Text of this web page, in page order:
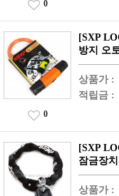
0
[SXP
방지 오
상품가 :
적립금 :
0
[SXP
잠금장
상품가 :